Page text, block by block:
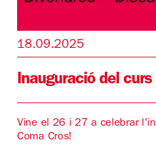
18.09.2025
Inauguració del
Vine el 26 i 27 a celebrar
Coma Cros!